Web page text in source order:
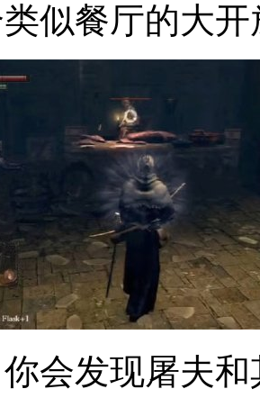
似餐厅的大
会发现屠夫